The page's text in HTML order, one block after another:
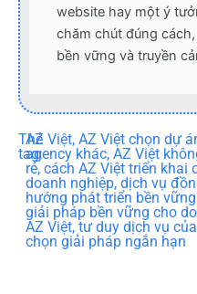
website hay một ý
chăm chút đúng
bền vững và truyền
Thẻ
tag:
AZ Việt,AZ Việt chọn dự
agency khác,AZ Việt
rẻ,cách AZ Việt triển khai
doanh nghiệp,dịch vụ
hướng phát triển bền
giải pháp bền vững cho
AZ Việt,tư duy dịch vụ
chọn giải pháp ngắn hạn